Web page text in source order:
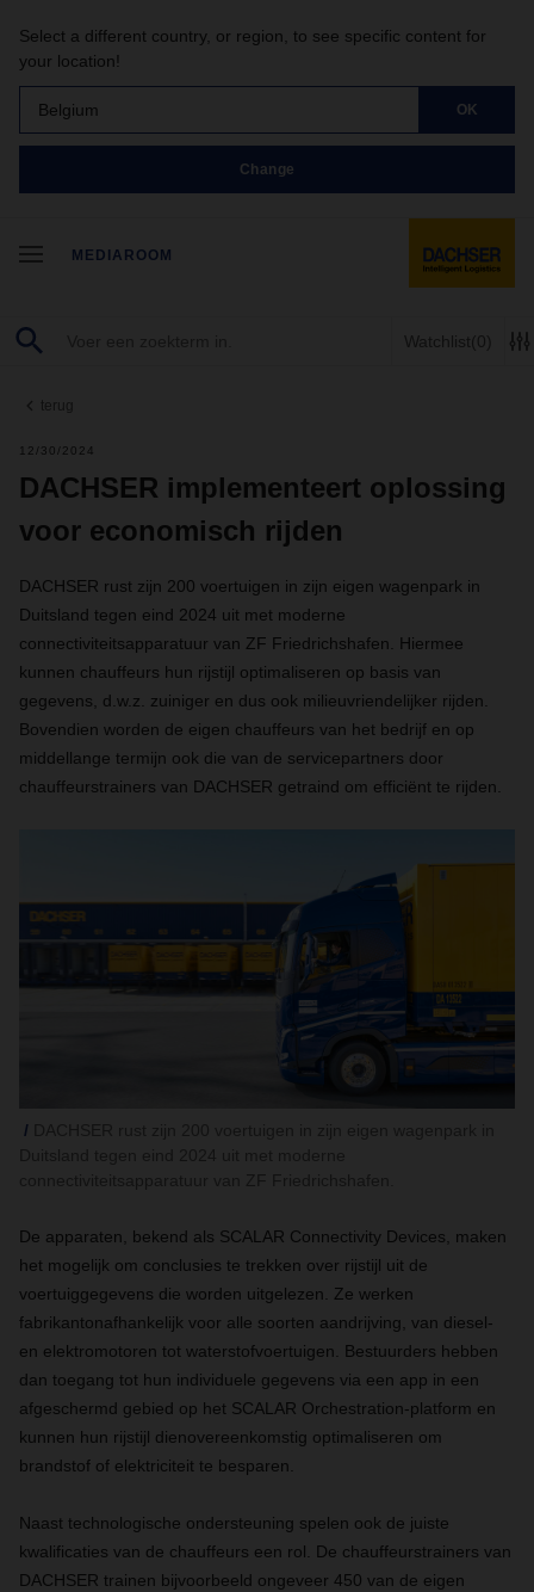
Select a different country, or region, to see specific content for
your location!
Belgium OK
Change
MEDIAROOM
Watchlist(0)
terug
12/30/2024
DACHSER implementeert oplossing
voor economisch rijden
DACHSER rust zijn 200 voertuigen in zijn eigen wagenpark in
Duitsland tegen eind 2024 uit met moderne
connectiviteitsapparatuur van ZF Friedrichshafen. Hiermee
kunnen chauffeurs hun rijstijl optimaliseren op basis van
gegevens, d.w.z. zuiniger en dus ook milieuvriendelijker rijden.
Bovendien worden de eigen chauffeurs van het bedrijf en op
middellange termijn ook die van de servicepartners door
chauffeurstrainers van DACHSER getraind om efficiënt te rijden.
De apparaten, bekend als SCALAR Connectivity Devices, maken
het mogelijk om conclusies te trekken over rijstijl uit de
voertuiggegevens die worden uitgelezen. Ze werken
fabrikantonafhankelijk voor alle soorten aandrijving, van diesel-
en elektromotoren tot waterstofvoertuigen. Bestuurders hebben
dan toegang tot hun individuele gegevens via een app in een
afgeschermd gebied op het SCALAR Orchestration-platform en
kunnen hun rijstijl dienovereenkomstig optimaliseren om
brandstof of elektriciteit te besparen.
Naast technologische ondersteuning spelen ook de juiste
kwalificaties van de chauffeurs een rol. De chauffeurstrainers van
DACHSER trainen bijvoorbeeld ongeveer 450 van de eigen